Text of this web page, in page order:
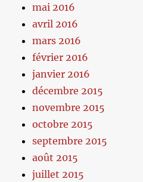
mai 2016
avril 2016
mars 2016
février 2016
janvier 2016
décembre 2015
novembre 2015
octobre 2015
septembre 2015
août 2015
juillet 2015